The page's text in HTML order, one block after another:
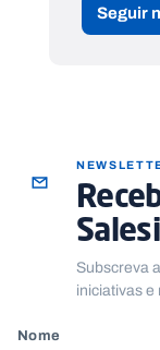
Seguir
Subscreva
iniciativas
Nome